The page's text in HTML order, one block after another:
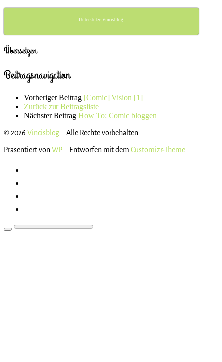
Unterstütze Vincisblog
Übersetzen
Beitragsnavigation
Vorheriger Beitrag [Comic] Vision [1]
Zurück zur Beitragsliste
Nächster Beitrag How To: Comic bloggen
© 2026 Vincisblog– Alle Rechte vorbehalten
Präsentiert von WP– Entworfen mit dem Customizr-Theme